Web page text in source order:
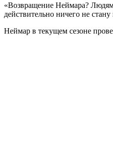
«Возвращение Неймара? Людям
действительно ничего не
Неймар в текущем сезоне